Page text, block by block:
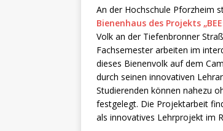
An der Hochschule Pforzheim
Bienenhaus des Projekts
Volk an der Tiefenbronner
Fachsemester arbeiten im
dieses Bienenvolk auf dem
durch seinen innovativen
Studierenden können nahezu
festgelegt. Die Projektarbeit
als innovatives Lehrprojekt im